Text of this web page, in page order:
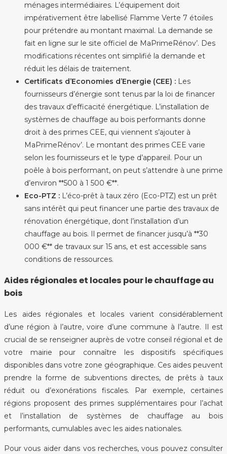
ménages intermédiaires. L’équipement doit
impérativement être labellisé Flamme Verte 7 étoiles
pour prétendre au montant maximal. La demande se
fait en ligne sur le site officiel de MaPrimeRénov’. Des
modifications récentes ont simplifié la demande et
réduit les délais de traitement.
Certificats d’Economies d’Energie (CEE) : Les
fournisseurs d’énergie sont tenus par la loi de financer
des travaux d’efficacité énergétique. L’installation de
systèmes de chauffage au bois performants donne
droit à des primes CEE, qui viennent s’ajouter à
MaPrimeRénov’. Le montant des primes CEE varie
selon les fournisseurs et le type d’appareil. Pour un
poêle à bois performant, on peut s’attendre à une prime
d’environ **500 à 1 500 €**.
Eco-PTZ : L’éco-prêt à taux zéro (Eco-PTZ) est un prêt
sans intérêt qui peut financer une partie des travaux de
rénovation énergétique, dont l’installation d’un
chauffage au bois. Il permet de financer jusqu’à **30
000 €** de travaux sur 15 ans, et est accessible sans
conditions de ressources.
Aides régionales et locales pour le chauffage au
bois
Les aides régionales et locales varient considérablement
d’une région à l’autre, voire d’une commune à l’autre. Il est
crucial de se renseigner auprès de votre conseil régional et de
votre mairie pour connaître les dispositifs spécifiques
disponibles dans votre zone géographique. Ces aides peuvent
prendre la forme de subventions directes, de prêts à taux
réduit ou d’exonérations fiscales. Par exemple, certaines
régions proposent des primes supplémentaires pour l’achat
et l’installation de systèmes de chauffage au bois
performants, cumulables avec les aides nationales.
Pour vous aider dans vos recherches, vous pouvez consulter